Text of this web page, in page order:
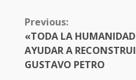
CONTINUE
READING
Previous:
«TODA LA
AYUDAR A
GUSTAVO PETRO